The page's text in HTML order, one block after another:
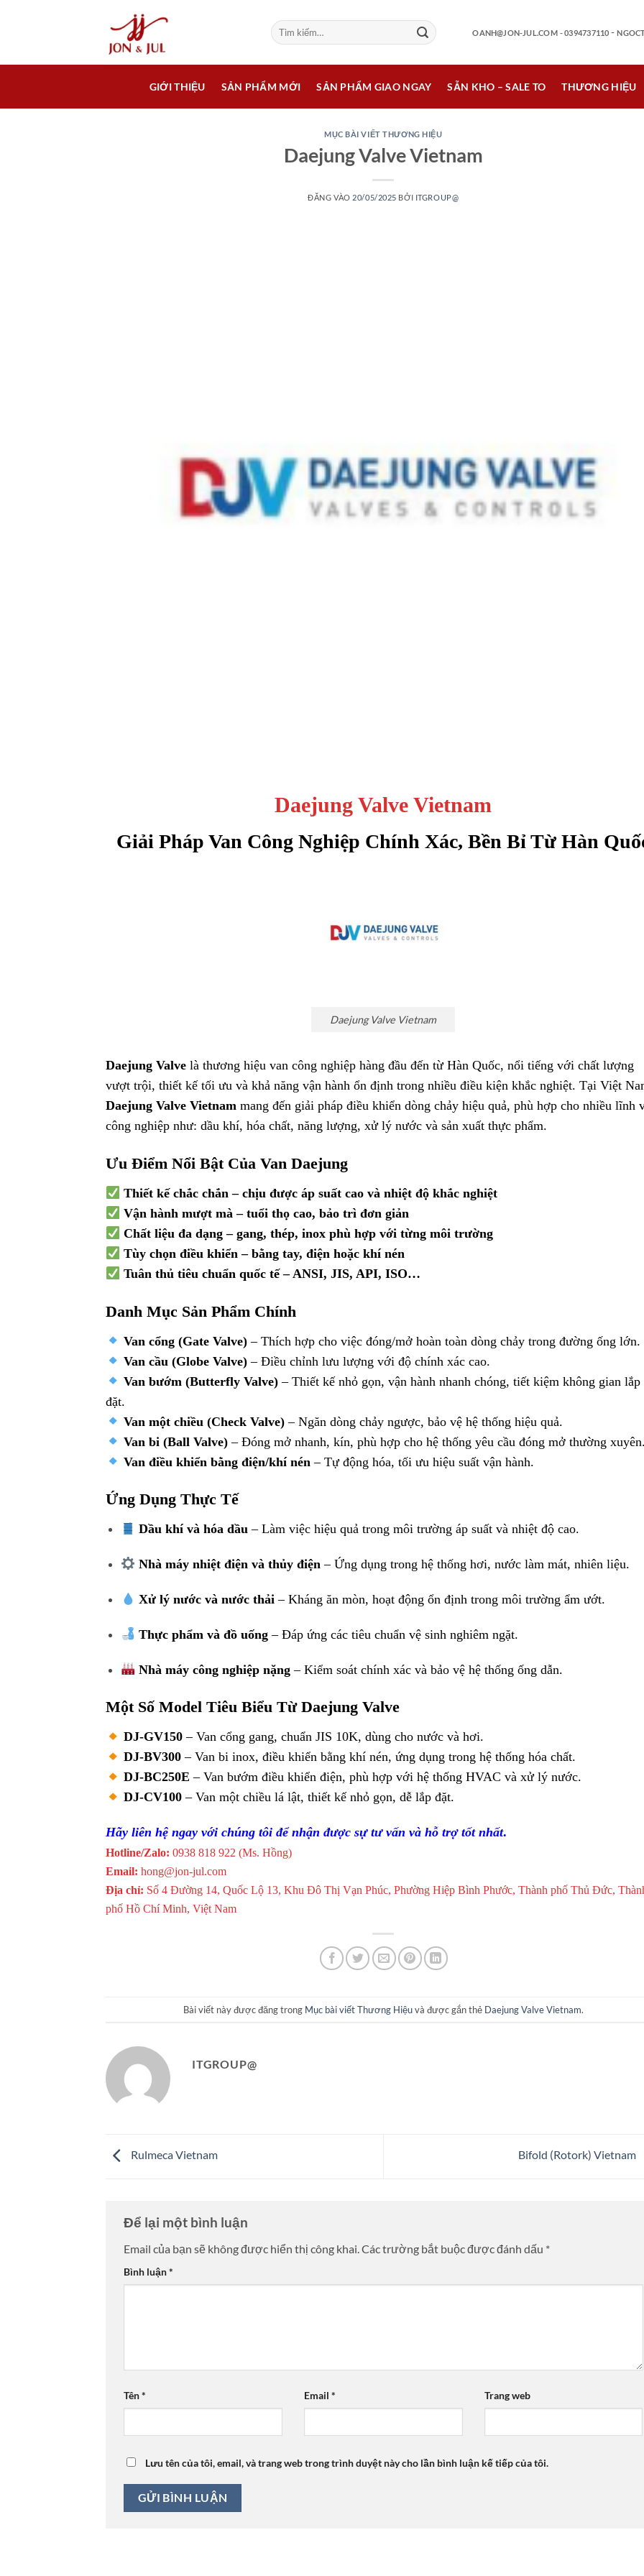
dung
Tìm
kiếm:
OANH@JON-JUL.COM - 0394737110 -
GIỚI THIỆU SẢN PHẨM MỚI SẢN PHẨM GIAO NGAY SẴN KHO – SALE TO THƯƠNG HIỆU
MỤC BÀI VIẾT THƯƠNG HIỆU
Daejung Valve Vietnam
ĐĂNG VÀO 20/05/2025 BỞI ITGROUP@
Daejung Valve Vietnam
Giải Pháp Van Công Nghiệp Chính Xác, Bền Bỉ Từ Hàn
Daejung Valve Vietnam
Daejung Valve là thương hiệu van công nghiệp hàng đầu đến từ Hàn Quốc, nổi tiếng với chất lượng
vượt trội, thiết kế tối ưu và khả năng vận hành ổn định trong nhiều điều kiện khắc nghiệt. Tại Việt
Daejung Valve Vietnam mang đến giải pháp điều khiển dòng chảy hiệu quả, phù hợp cho nhiều lĩnh
công nghiệp như: dầu khí, hóa chất, năng lượng, xử lý nước và sản xuất thực phẩm.
Ưu Điểm Nổi Bật Của Van Daejung
Thiết kế chắc chắn – chịu được áp suất cao và nhiệt độ khắc nghiệt
Vận hành mượt mà – tuổi thọ cao, bảo trì đơn giản
Chất liệu đa dạng – gang, thép, inox phù hợp với từng môi trường
Tùy chọn điều khiển – bằng tay, điện hoặc khí nén
Tuân thủ tiêu chuẩn quốc tế – ANSI, JIS, API, ISO…
Danh Mục Sản Phẩm Chính
Van cổng (Gate Valve) – Thích hợp cho việc đóng/mở hoàn toàn dòng chảy trong đường ống lớn.
Van cầu (Globe Valve) – Điều chỉnh lưu lượng với độ chính xác cao.
Van bướm (Butterfly Valve) – Thiết kế nhỏ gọn, vận hành nhanh chóng, tiết kiệm không gian lắp
đặt.
Van một chiều (Check Valve) – Ngăn dòng chảy ngược, bảo vệ hệ thống hiệu quả.
Van bi (Ball Valve) – Đóng mở nhanh, kín, phù hợp cho hệ thống yêu cầu đóng mở thường
Van điều khiển bằng điện/khí nén – Tự động hóa, tối ưu hiệu suất vận hành.
Ứng Dụng Thực Tế
Dầu khí và hóa dầu– Làm việc hiệu quả trong môi trường áp suất và nhiệt độ cao.
Nhà máy nhiệt điện và thủy điện– Ứng dụng trong hệ thống hơi, nước làm mát, nhiên liệu.
Xử lý nước và nước thải – Kháng ăn mòn, hoạt động ổn định trong môi trường ẩm ướt.
Thực phẩm và đồ uống– Đáp ứng các tiêu chuẩn vệ sinh nghiêm ngặt.
Nhà máy công nghiệp nặng– Kiểm soát chính xác và bảo vệ hệ thống ống dẫn.
Một Số Model Tiêu Biểu Từ Daejung Valve
DJ-GV150 – Van cổng gang, chuẩn JIS 10K, dùng cho nước và hơi.
DJ-BV300 – Van bi inox, điều khiển bằng khí nén, ứng dụng trong hệ thống hóa chất.
DJ-BC250E – Van bướm điều khiển điện, phù hợp với hệ thống HVAC và xử lý nước.
DJ-CV100 – Van một chiều lá lật, thiết kế nhỏ gọn, dễ lắp đặt.
Hãy liên hệ ngay với chúng tôi để nhận được sự tư vấn và hỗ trợ tốt nhất.
Hotline/Zalo: 0938 818 922 (Ms. Hồng)
Email: hong@jon-jul.com
Địa chỉ: Số 4 Đường 14, Quốc Lộ 13, Khu Đô Thị Vạn Phúc, Phường Hiệp Bình Phước, Thành phố Thủ Đức,
phố Hồ Chí Minh, Việt Nam
Bài viết này được đăng trong Mục bài viết Thương Hiệuvà được gắn thẻ Daejung Valve Vietnam.
ITGROUP@
Rulmeca Vietnam Bifold (Rotork) Vietnam
Để lại một bình luận
Email của bạn sẽ không được hiển thị công khai.Các trường bắt buộc được đánh dấu *
Bình luận*
Tên* Email * Trang web
Lưu tên của tôi, email, và trang web trong trình duyệt này cho lần bình luận kế tiếp của tôi.